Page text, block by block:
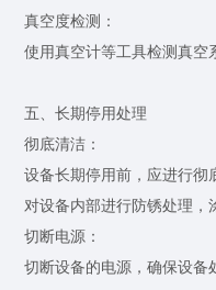
真空度检测：
使用真空计等工具检测真空系
五、长期停用处理
彻底清洁：
设备长期停用前，应进行彻底
对设备内部进行防锈处理，涂
切断电源：
切断设备的电源，确保设备处